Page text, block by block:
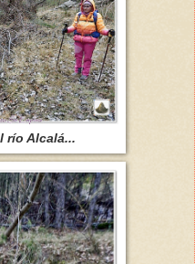
río Alcalá...